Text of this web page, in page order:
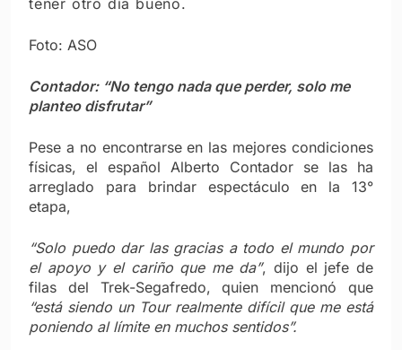
Foto: ASO
Contador: “No tengo nada que perder, solo me
planteo disfrutar”
Pese a no encontrarse en las mejores condiciones
físicas, el español Alberto Contador se las ha
arreglado para brindar espectáculo en la 13°
etapa,
“Solo puedo dar las gracias a todo el mundo por
el apoyo y el cariño que me da”, dijo el jefe de
filas del Trek-Segafredo, quien mencionó que
“está siendo un Tour realmente difícil que me está
poniendo al límite en muchos sentidos”.